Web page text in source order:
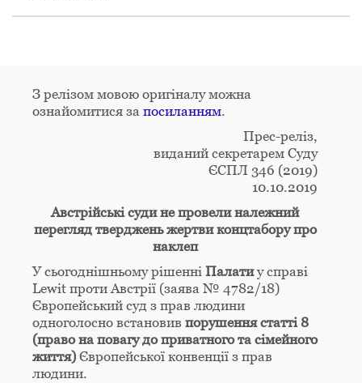
З релізом мовою оригіналу можна
ознайомитися за посиланням.
Прес-реліз,
виданий секретарем Суду
ЄСПЛ 346 (2019)
10.10.2019
Австрійські суди не провели належний
перегляд тверджень жертви концтабору про
наклеп
У сьогоднішньому рішенні Палатиу справі
Lewit проти Австрії (заява № 4782/18)
Європейський суд з прав людини
одноголосно встановив порушення статті 8
(право на повагу до приватного та сімейного
життя) Європейської конвенції з прав
людини.